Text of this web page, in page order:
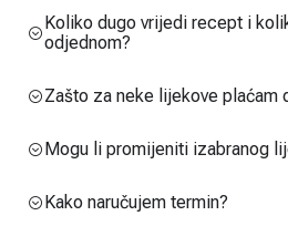
Koliko dugo vrijedi recept i
odjednom?
Zašto za neke lijekove plaćam
Mogu li promijeniti izabranog
Kako naručujem termin?